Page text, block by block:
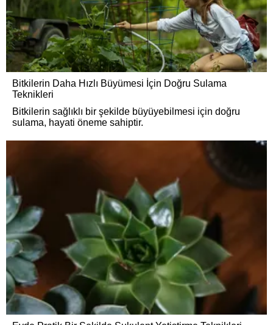
Bitkilerin Daha Hızlı Büyümesi İçin Doğru Sulama
Teknikleri
Bitkilerin sağlıklı bir şekilde büyüyebilmesi için doğru
sulama, hayati öneme sahiptir.